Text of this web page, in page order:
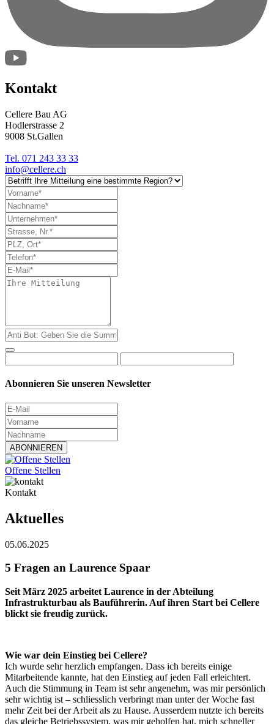
Kontakt
Cellere Bau AG
Hodlerstrasse 2
9008 St.Gallen
Tel. 071 243 33 33
info@cellere.ch
Abonnieren Sie unseren Newsletter
Offene Stellen
Kontakt
Aktuelles
05.06.2025
5 Fragen an Laurence Spaar
Seit März 2025 arbeitet Laurence in der Abteilung
Infrastrukturbau als Bauführerin. Auf ihren Start bei Cellere
blickt sie freudig zurück.
Wie war dein Einstieg bei Cellere?
Ich wurde sehr herzlich empfangen. Dass ich bereits einige
Mitarbeitende kannte, hat den Einstieg auf jeden Fall erleichtert.
Auch die Stimmung in Team ist sehr angenehm, was mir persönlich
sehr wichtig ist – schliesslich verbringt man unter der Woche fast
mehr Zeit bei der Arbeit als zu Hause. Ausserdem nutzte ich bereits
das gleiche Betriebssystem, was mir geholfen hat, mich schneller